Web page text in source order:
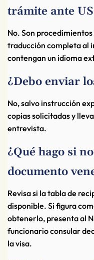
trámite ante
No. Son
traducción completa al
contengan un idioma
¿Debo enviar
No, salvo instrucción
copias solicitadas y
entrevista.
¿Qué hago si
documento
Revisa si la tabla de
disponible. Si figura
obtenerlo, presenta al
funcionario consular
la visa.